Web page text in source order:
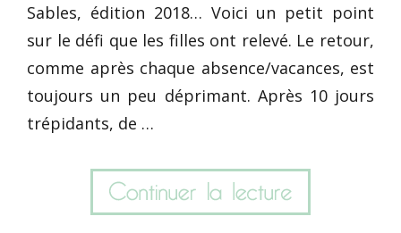
Sables, édition 2018… Voici un petit point
sur le défi que les filles ont relevé. Le retour,
comme après chaque absence/vacances, est
toujours un peu déprimant. Après 10 jours
trépidants, de …